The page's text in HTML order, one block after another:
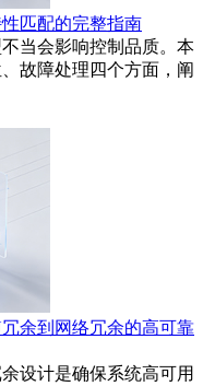
匹配的完整指南
当会影响控制品质。本
故障处理四个方面，阐
余到网络冗余的高可靠
设计是确保系统高可用